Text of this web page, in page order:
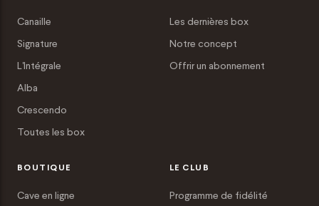
Canaille
Signature
L'Intégrale
Alba
Crescendo
Toutes les box
Les dernières box
Notre concept
Offrir un abonnement
BOUTIQUE
Cave en ligne
LE CLUB
Programme de fidélité